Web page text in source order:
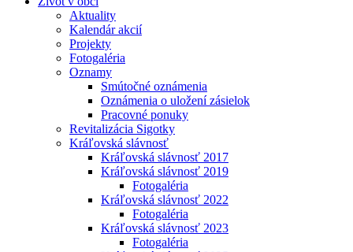
Aktuality
Kalendár akcií
Projekty
Fotogaléria
Oznamy
Smútočné oznámenia
Oznámenia o uložení zásielok
Pracovné ponuky
Revitalizácia Sigotky
Kráľovská slávnosť
Kráľovská slávnosť 2017
Kráľovská slávnosť 2019
Fotogaléria
Kráľovská slávnosť 2022
Fotogaléria
Kráľovská slávnosť 2023
Fotogaléria